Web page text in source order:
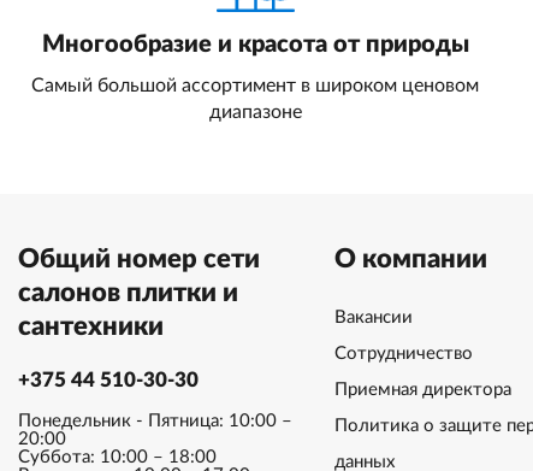
Многообразие и красота от природы
Самый большой ассортимент в широком ценовом
диапазоне
Общий номер сети
салонов плитки и
сантехники
+375 44 510-30-30
Понедельник - Пятница: 10:00 –
20:00
Суббота: 10:00 – 18:00
О компании
Вакансии
Сотрудничество
Приемная директора
Политика о защите
данных